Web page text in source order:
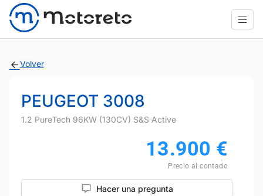
Volver
PEUGEOT 3008
1.2 PureTech 96KW (130CV) S&S Active
13.900 €
Precio al contado
Hacer una pregunta